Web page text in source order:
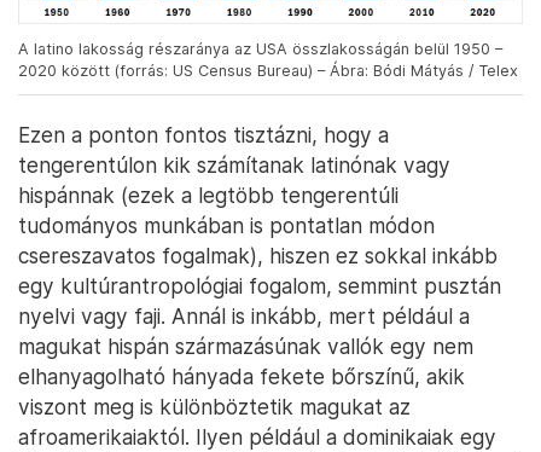
A latino lakosság részaránya az USA összlakosságán belül 1950 –
2020 között (forrás: US Census Bureau) – Ábra: Bódi Mátyás / Telex
Ezen a ponton fontos tisztázni, hogy a
tengerentúlon kik számítanak latinónak vagy
hispánnak (ezek a legtöbb tengerentúli
tudományos munkában is pontatlan módon
csereszavatos fogalmak), hiszen ez sokkal inkább
egy kultúrantropológiai fogalom, semmint pusztán
nyelvi vagy faji. Annál is inkább, mert például a
magukat hispán származásúnak vallók egy nem
elhanyagolható hányada fekete bőrszínű, akik
viszont meg is különböztetik magukat az
afroamerikaiaktól. Ilyen például a dominikaiak egy